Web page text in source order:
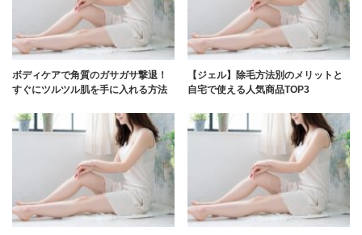
ボディケアで角質のガサガサ撃退！
すぐにツルツル肌を手に入れる方法
【ジェル】除毛方法別のメリットと
自宅で使える人気商品TOP3